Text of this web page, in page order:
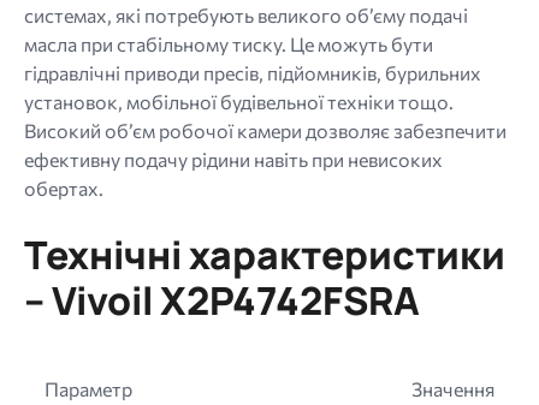
системах, які потребують великого об’єму подачі
масла при стабільному тиску. Це можуть бути
гідравлічні приводи пресів, підйомників, бурильних
установок, мобільної будівельної техніки тощо.
Високий об’єм робочої камери дозволяє забезпечити
ефективну подачу рідини навіть при невисоких
обертах.
Технічні характеристики
– Vivoil X2P4742FSRA
Параметр Значення